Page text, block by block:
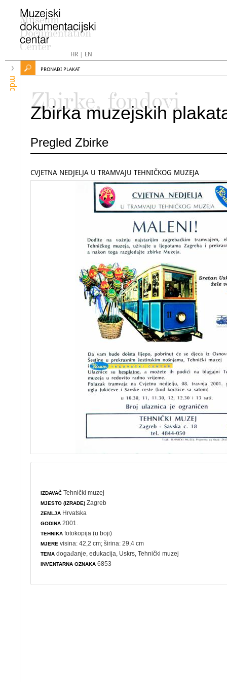
HR| EN
mdc
PRONAĐI PLAKAT
Zbirke, fondovi
Zbirka muzejskih
Pregled Zbirke
CVJETNA NEDJELJA U TRAMVAJU TEHNIČKOG MUZEJA
IZDAVAČ Tehnički muzej
MJESTO (IZRADE) Zagreb
ZEMLJA Hrvatska
GODINA 2001.
TEHNIKA fotokopija (u boji)
MJERE visina: 42,2 cm; širina: 29,4 cm
TEMA događanje ,edukacija Uskrs , Tehnički muzej
INVENTARNA OZNAKA 6853